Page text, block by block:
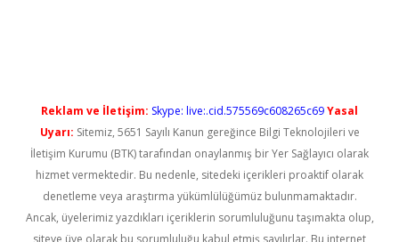
Reklam ve İletişim: Skype: live:.cid.575569c608265c69Yasal
Uyarı: Sitemiz, 5651 Sayılı Kanun gereğince Bilgi Teknolojileri ve
İletişim Kurumu (BTK) tarafından onaylanmış bir Yer Sağlayıcı olarak
hizmet vermektedir. Bu nedenle, sitedeki içerikleri proaktif olarak
denetleme veya araştırma yükümlülüğümüz bulunmamaktadır.
Ancak, üyelerimiz yazdıkları içeriklerin sorumluluğunu taşımakta olup,
siteye üye olarak bu sorumluluğu kabul etmiş sayılırlar. Bu internet